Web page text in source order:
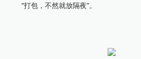
“打包，不然就放隔夜”。